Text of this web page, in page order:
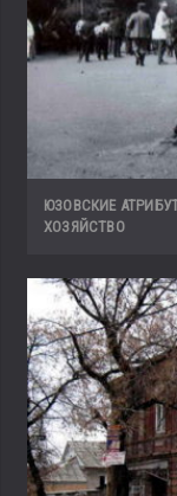
ЮЗОВСКИЕ
ХОЗЯЙСТВО